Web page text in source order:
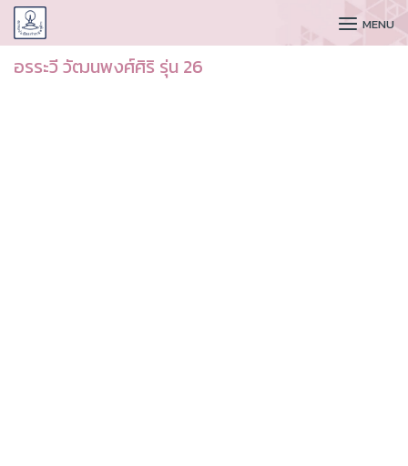
CUDAA MENU
อรระวี วัฒนพงศ์ศิริ รุ่น 26